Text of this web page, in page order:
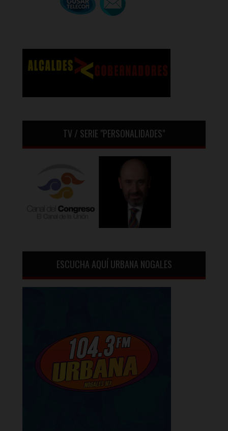
TV / SERIE "PERSONALIDADES"
ESCUCHA AQUÍ URBANA NOGALES